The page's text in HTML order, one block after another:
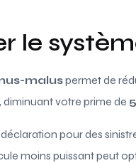
le
maluspermet de
diminuant votre prime de
pour des
moins puissant peut